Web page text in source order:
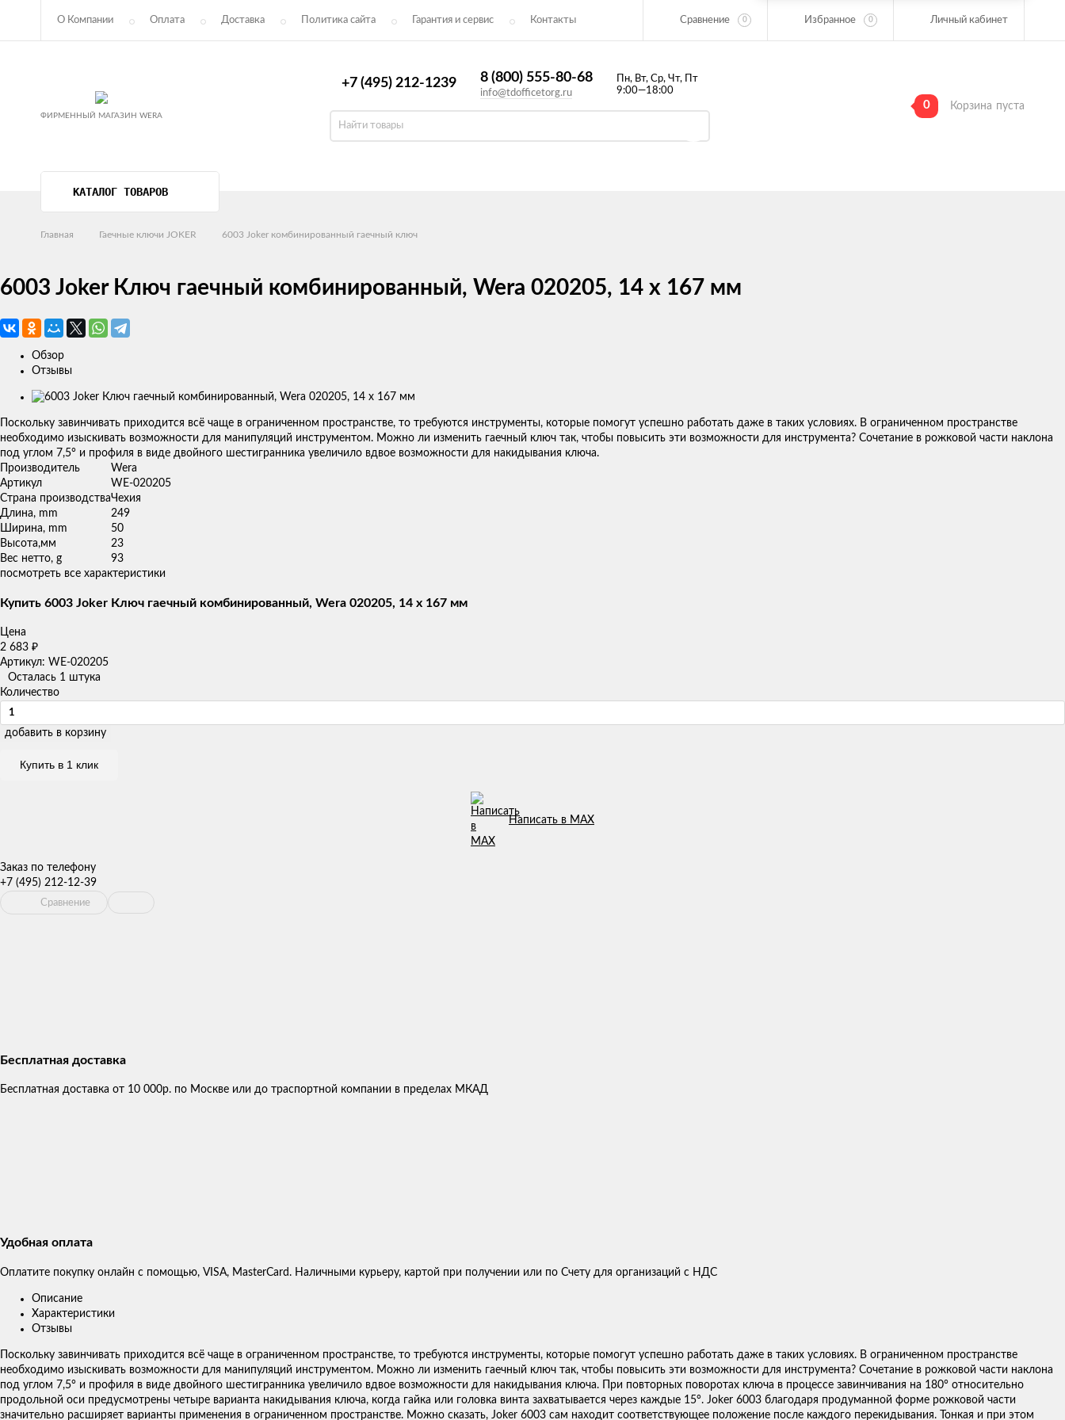
О Компании Оплата Доставка Политика сайта Гарантия и сервис Контакты​ Сравнение 0 Избранное 0 Личный кабинет
ФИРМЕННЫЙ МАГАЗИН WERA
+7 (495) 212-1239 8 (800) 555-80-68
info@tdofficetorg.ru
Пн, Вт, Ср, Чт, Пт
9:00—18:00
0 Корзина пуста
КАТАЛОГ ТОВАРОВ
Главная Гаечные ключи JOKER 6003 Joker комбинированный гаечный ключ
6003 Joker Ключ гаечный комбинированный, Wera 020205, 14 x 167 мм
Обзор
Отзывы
Изображения
товаров
Поскольку завинчивать приходится всё чаще в ограниченном пространстве, то требуются инструменты, которые помогут успешно работать даже в таких условиях. В ограниченном пространстве
необходимо изыскивать возможности для манипуляций инструментом. Можно ли изменить гаечный ключ так, чтобы повысить эти возможности для инструмента? Сочетание в рожковой части наклона
под углом 7,5° и профиля в виде двойного шестигранника увеличило вдвое возможности для накидывания ключа.
Производитель
Wera
Артикул
WE-020205
Страна производстваЧехия
Длина, mm
249
Ширина, mm
50
Высота,мм
23
Вес нетто, g
93
посмотреть все характеристики
Купить 6003 Joker Ключ гаечный комбинированный, Wera 020205, 14 x 167 мм
Цена
2 683 ₽
Артикул: WE-020205
Осталась 1 штука
Количество
добавить в корзину
Купить в 1 клик
Написать в MAX
Заказ по телефону
+7 (495) 212-12-39
Сравнение
Бесплатная доставка
Бесплатная доставка от 10 000р. по Москве или до траспортной компании в пределах МКАД
Удобная оплата
Оплатите покупку онлайн с помощью, VISA, MasterCard. Наличными курьеру, картой при получении или по Счету для организаций с НДС
Описание
Характеристики
Отзывы
Поскольку завинчивать приходится всё чаще в ограниченном пространстве, то требуются инструменты, которые помогут успешно работать даже в таких условиях. В ограниченном пространстве
необходимо изыскивать возможности для манипуляций инструментом. Можно ли изменить гаечный ключ так, чтобы повысить эти возможности для инструмента? Сочетание в рожковой части наклона
под углом 7,5° и профиля в виде двойного шестигранника увеличило вдвое возможности для накидывания ключа. При повторных поворотах ключа в процессе завинчивания на 180° относительно
продольной оси предусмотрены четыре варианта накидывания ключа, когда гайка или головка винта захватывается через каждые 15°. Joker 6003 благодаря продуманной форме рожковой части
значительно расширяет варианты применения в ограниченном пространстве. Можно сказать, Joker 6003 сам находит соответствующее положение после каждого перекидывания. Тонкая и при этом